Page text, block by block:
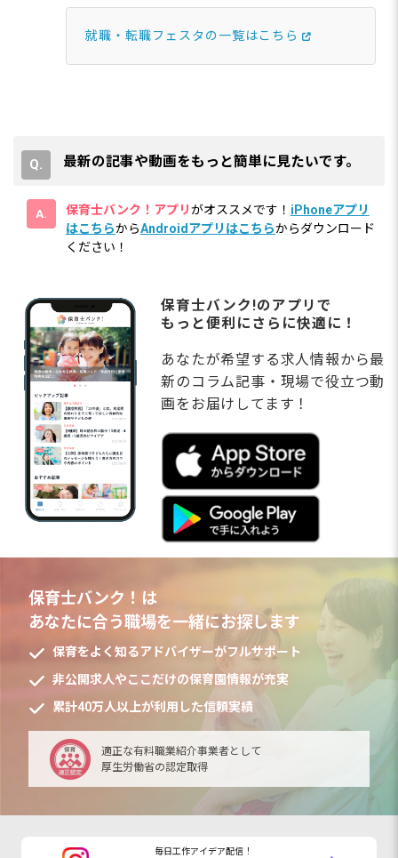
就職・転職フェスタの一覧はこちら
最新の記事や動画をもっと簡単に見たいです。
保育士バンク！アプリがオススメです！ iPhoneアプリ
はこちらからAndroidアプリはこちらからダウンロード
ください！
保育士バンク!のアプリで
もっと便利にさらに快適に！
あなたが希望する求人情報から最
新のコラム記事・現場で役立つ動
画をお届けしてます！
保育士バンク！は
あなたに合う職場を一緒にお探します
保育をよく知るアドバイザーがフルサポート
非公開求人やここだけの保育園情報が充実
累計40万人以上が利用した信頼実績
適正な有料職業紹介事業者として
厚生労働省の認定取得
毎日工作アイデア配信！